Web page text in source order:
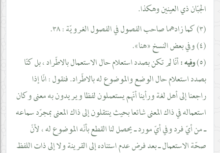
الجبّان ذي العينين وهكذا.
(٣) كما زادهما صاحب الفصول في الفصول الغرويّة : ٣٨.
(٤) وفي بعض النسخ «هنا».
(٥) وفيه :أنّا لم تكن بصدد استعلام حال الاستعمال بالاطّراد ، بل كنّا
بصدد استعلام حال الوضع والموضوع له بالاطّراد. فنقول : انّا إذا
راجعنا إلى أهل لغة ورأينا أنّهم يستعملون لفظا ويريدون به معنى وكان
استعماله في ذاك المعنى شائعا بحيث ينتقلون إلى ذاك المعنى بمجرّد سماعه
ـ من أيّ فرد وفي أيّ مورد ـ يحصل لنا القطع بأنّه الموضوع له ، لأنّ
صحّة الاستعمال ـ بعد فرض عدم استناده إلى القرينة ولا إلى ذات اللفظ